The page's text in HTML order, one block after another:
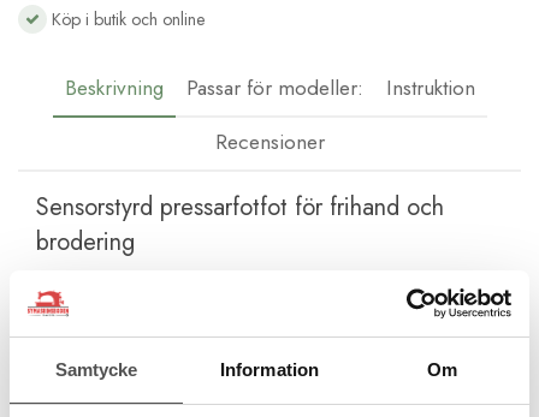
Samtycke Information Om
Köp i butik och online
Beskrivning Passar för modeller:
Instruktion
Recensioner
Sensorstyrd pressarfotfot för frihand och
brodering
Sensorpressarfot Q (grå) för de största av Husqvarna Viking Sy-
och brodérmaskiner, Designer Epic, Epic 2, Epic 3 Epic 980
och Ruby 90. Den ingår som standard till dessa modeller. Obs!